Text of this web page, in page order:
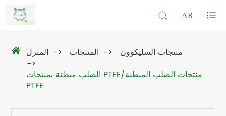
AR
المنزل المنتجات
منتجات السليكوون
الصلب مبطنة بمنتجات PTFE/منتجات الصلب المبطنة
PTFE